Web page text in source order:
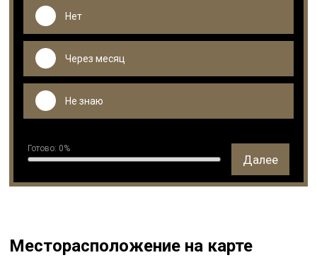
Нет
Через месяц
Не знаю
Готово: 0%
Далее
Месторасположение на карте